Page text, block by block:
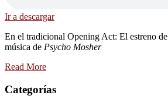
Ir a descargar
En el tradicional Opening Act: El estreno de
música de Psycho Mosher
Read More
Categorías